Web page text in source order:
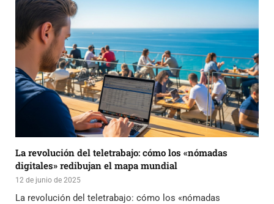
La revolución del teletrabajo: cómo los «nómadas
digitales» redibujan el mapa mundial
12 de junio de 2025
La revolución del teletrabajo: cómo los «nómadas